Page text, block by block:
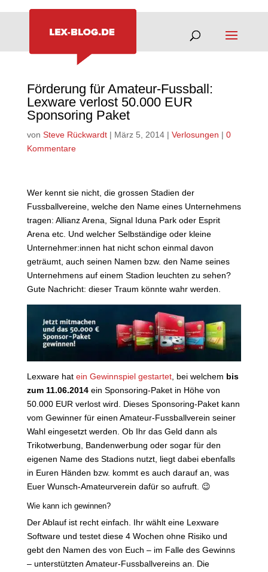
Förderung für Amateur-Fussball:
Lexware verlost 50.000 EUR
Sponsoring Paket
von Steve Rückwardt| März 5, 2014| Verlosungen | 0
Kommentare
Wer kennt sie nicht, die grossen Stadien der
Fussballvereine, welche den Name eines Unternehmens
tragen: Allianz Arena, Signal Iduna Park oder Esprit
Arena etc. Und welcher Selbständige oder kleine
Unternehmer:innen hat nicht schon einmal davon
geträumt, auch seinen Namen bzw. den Name seines
Unternehmens auf einem Stadion leuchten zu sehen?
Gute Nachricht: dieser Traum könnte wahr werden.
Lexware hat ein Gewinnspiel gestartet, bei welchem bis
zum 11.06.2014ein Sponsoring-Paket in Höhe von
50.000 EUR verlost wird. Dieses Sponsoring-Paket kann
vom Gewinner für einen Amateur-Fussballverein seiner
Wahl eingesetzt werden. Ob Ihr das Geld dann als
Trikotwerbung, Bandenwerbung oder sogar für den
eigenen Name des Stadions nutzt, liegt dabei ebenfalls
in Euren Händen bzw. kommt es auch darauf an, was
Euer Wunsch-Amateurverein dafür so aufruft. 😉
Wie kann ich gewinnen?
Der Ablauf ist recht einfach. Ihr wählt eine Lexware
Software und testet diese 4 Wochen ohne Risiko und
gebt den Namen des von Euch – im Falle des Gewinns
– unterstützten Amateur-Fussballvereins an. Die